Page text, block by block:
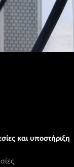
και υποστήριξη